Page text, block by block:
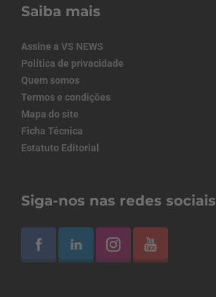
Saiba mais
Assine a VS NEWS
Política de privacidade
Quem somos
Termos e condições
Mapa do site
Ficha Técnica
Estatuto Editorial
Siga-nos nas redes sociais